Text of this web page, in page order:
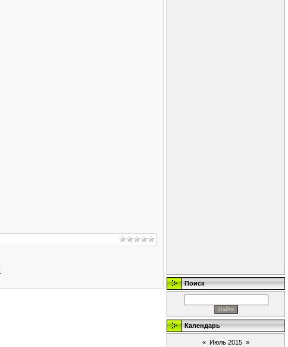
Поиск
Календарь
« Июль 2015 »